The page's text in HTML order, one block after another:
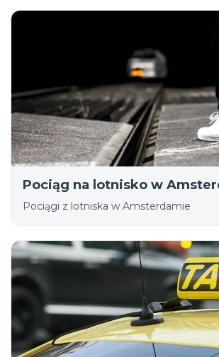
Pociąg na lotnisko w
Pociągi z lotniska w Amsterdamie